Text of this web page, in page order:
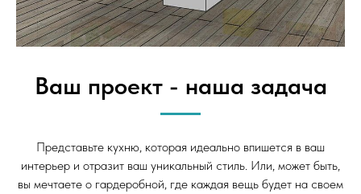
Ваш проект - наша задача
Представьте кухню, которая идеально впишется в ваш
интерьер и отразит ваш уникальный стиль. Или, может быть,
вы мечтаете о гардеробной, где каждая вещь будет на своем